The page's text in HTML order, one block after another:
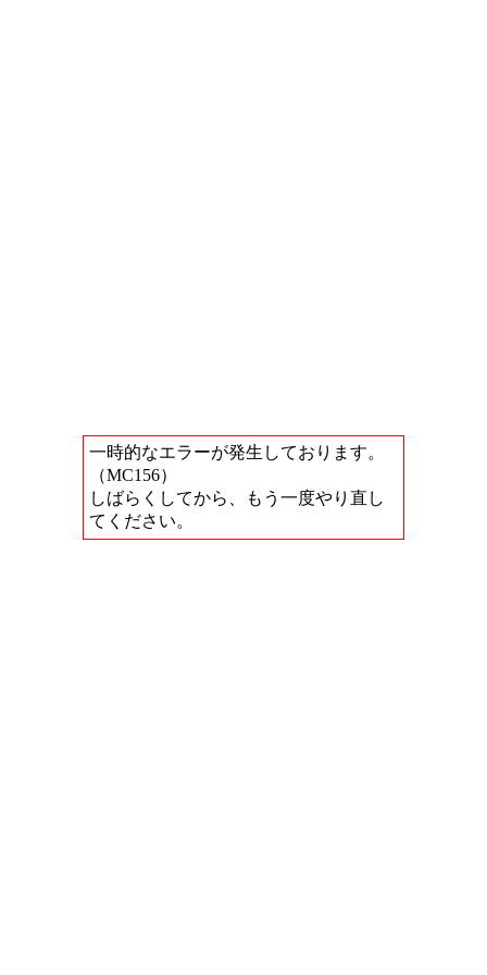
一時的なエラーが発生しております。
（MC156）
しばらくしてから、もう一度やり直し
てください。